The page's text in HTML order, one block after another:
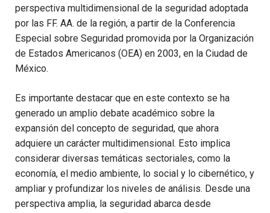
perspectiva multidimensional de la seguridad adoptada
por las FF. AA. de la región, a partir de la Conferencia
Especial sobre Seguridad promovida por la Organización
de Estados Americanos (OEA) en 2003, en la Ciudad de
México.
Es importante destacar que en este contexto se ha
generado un amplio debate académico sobre la
expansión del concepto de seguridad, que ahora
adquiere un carácter multidimensional. Esto implica
considerar diversas temáticas sectoriales, como la
economía, el medio ambiente, lo social y lo cibernético, y
ampliar y profundizar los niveles de análisis. Desde una
perspectiva amplia, la seguridad abarca desde